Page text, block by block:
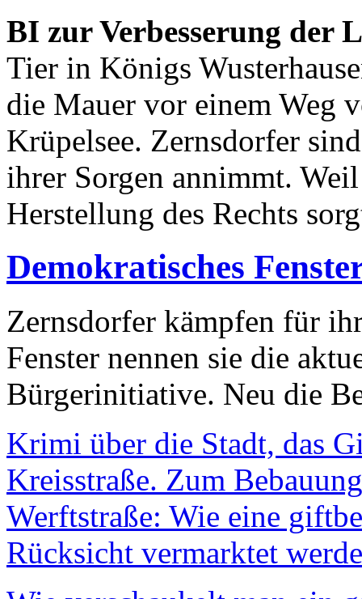
BI zur Verbesserung der
Tier in Königs
die Mauer vor einem Weg
Krüpelsee. Zernsdorfer
ihrer Sorgen annimmt.
Herstellung des Rechts
Demokratisches
Zernsdorfer kämpfen für
Fenster nennen sie die
Bürgerinitiative. Neu die
Krimi über die Stadt, das
Kreisstraße. Zum
Werftstraße: Wie eine
Rücksicht vermarktet